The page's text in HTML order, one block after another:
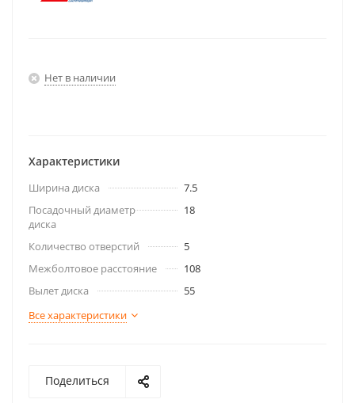
Нет в наличии
Характеристики
Ширина диска
7.5
Посадочный диаметр
диска
18
Количество отверстий
5
Межболтовое расстояние
108
Вылет диска
55
Все характеристики
Поделиться